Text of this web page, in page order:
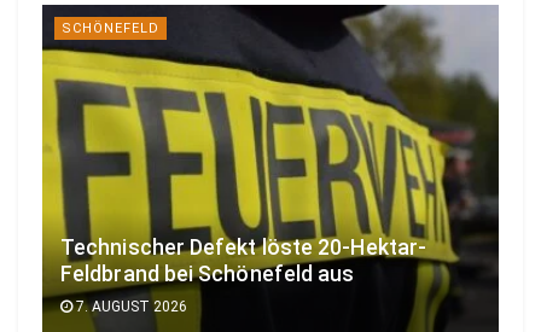
SCHÖNEFELD
Technischer Defekt löste 20-Hektar-
Feldbrand bei Schönefeld aus
7. AUGUST 2026